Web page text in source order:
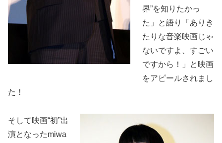
界”を知りたかっ
た」と語り「ありき
たりな音楽映画じゃ
ないですよ、すごい
ですから！」と映画
をアピールされまし
た！
そして映画“初”出
演となったmiwa